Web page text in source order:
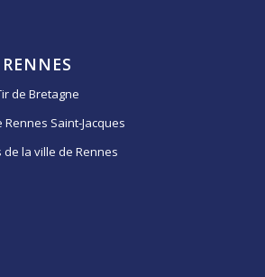
de Bretagne
Saint-Jacques
la ville de Rennes